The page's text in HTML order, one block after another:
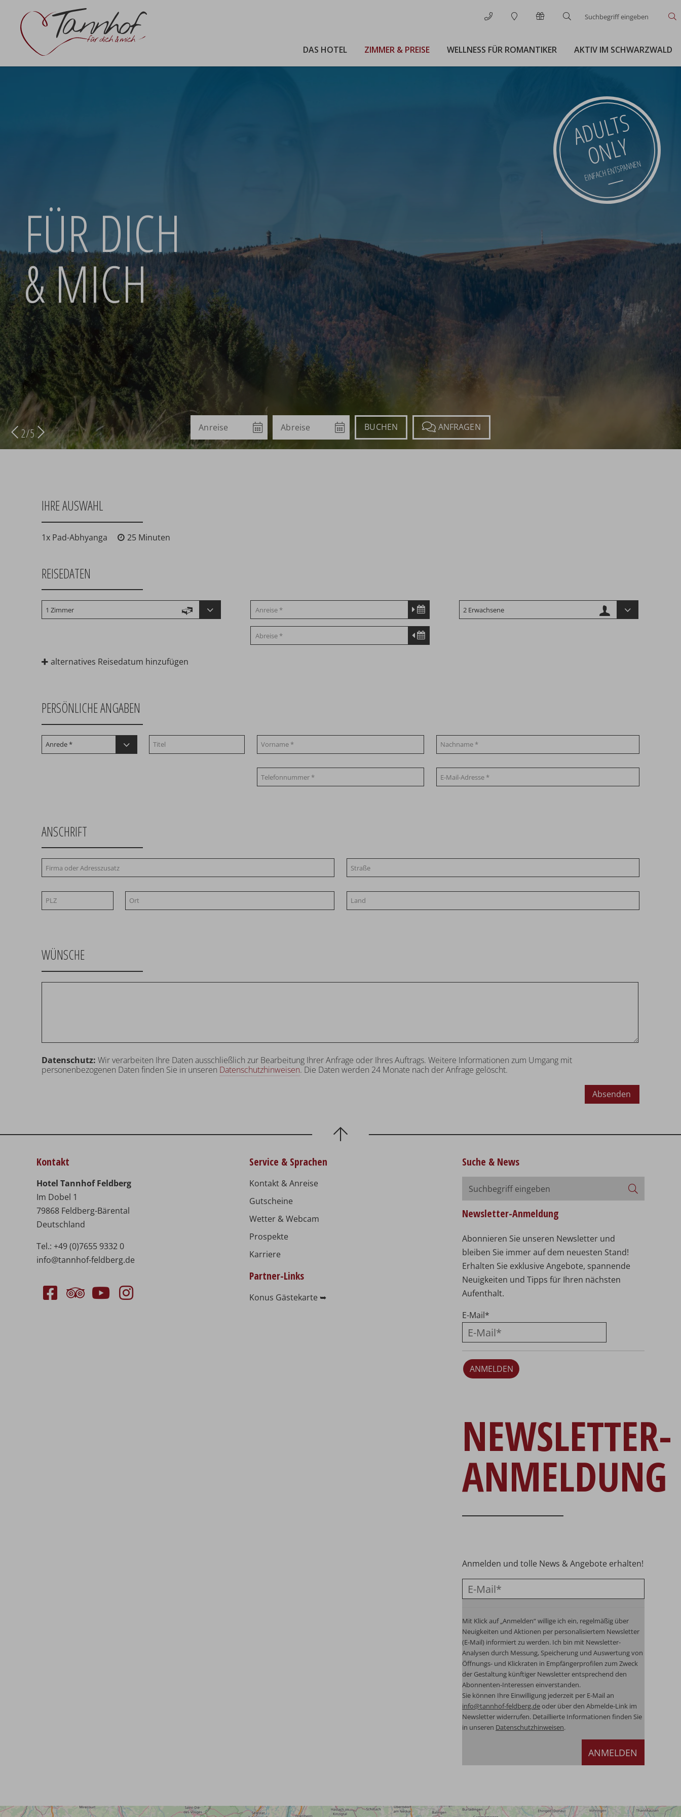
DAS HOTEL ZIMMER & PREISE WELLNESS FÜR ROMANTIKER AKTIV IM SCHWARZWALD
eingeben
2/5
FÜR DICH
& MICH
Anreise Abreise Buchen Anfragen
ADULTS
ONLY
EINFACH ENTSPANNEN
IHRE AUSWAHL
1x Pad-Abhyanga 25 Minuten
REISEDATEN
alternatives Reisedatum hinzufügen
PERSÖNLICHE ANGABEN
ANSCHRIFT
WÜNSCHE
Datenschutz: Wir verarbeiten Ihre Daten ausschließlich zur Bearbeitung Ihrer Anfrage oder Ihres Auftrags. Weitere Informationen zum Umgang mit
personenbezogenen Daten finden Sie in unseren Datenschutzhinweisen. Die Daten werden 24 Monate nach der Anfrage gelöscht.
Absenden
Kontakt
Hotel Tannhof Feldberg
Im Dobel 1
79868 Feldberg-Bärental
Deutschland
Tel.: +49 (0)7655 9332 0
info@tannhof-feldberg.de
Service & Sprachen
Kontakt & Anreise
Gutscheine
Wetter & Webcam
Prospekte
Karriere
Partner-Links
Konus Gästekarte ➥
Suche & News
Suchbegriff
Newsletter-Anmeldung
Abonnieren Sie unseren Newsletter und
bleiben Sie immer auf dem neuesten Stand!
Erhalten Sie exklusive Angebote, spannende
Neuigkeiten und Tipps für Ihren nächsten
Aufenthalt.
E-Mail*
ANMELDEN
NEWSLETTER-
ANMELDUNG
Anmelden und tolle News & Angebote erhalten!
Mit Klick auf „Anmelden“ willige ich ein, regelmäßig über
Neuigkeiten und Aktionen per personalisiertem Newsletter
(E-Mail) informiert zu werden. Ich bin mit Newsletter-
Analysen durch Messung, Speicherung und Auswertung von
Öffnungs- und Klickraten in Empfängerprofilen zum Zweck
der Gestaltung künftiger Newsletter entsprechend den
Abonnenten-Interessen einverstanden.
Sie können Ihre Einwilligung jederzeit per E-Mail an
info@tannhof-feldberg.deoder über den Abmelde-Link im
Newsletter widerrufen. Detaillierte Informationen finden Sie
in unseren Datenschutzhinweisen.
ANMELDEN